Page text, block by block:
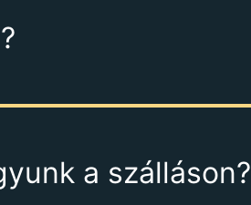
a szálláson?